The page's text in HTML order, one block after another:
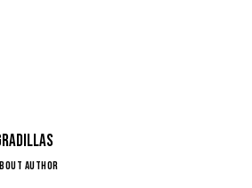
AUTHOR